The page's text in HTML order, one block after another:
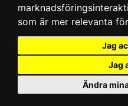
som är mer relevanta
Jag
Jag
Ändra